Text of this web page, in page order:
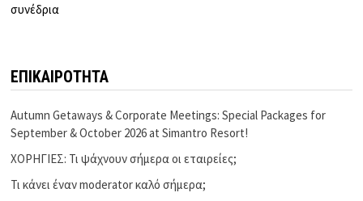
συνέδρια
ΕΠΙΚΑΙΡΟΤΗΤΑ
Autumn Getaways & Corporate Meetings: Special Packages for
September & October 2026 at Simantro Resort!
ΧΟΡΗΓΙΕΣ: Τι ψάχνουν σήμερα οι εταιρείες;
Τι κάνει έναν moderator καλό σήμερα;